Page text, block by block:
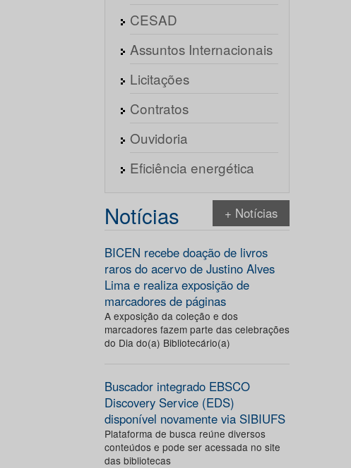
CESAD
Assuntos Internacionais
Licitações
Contratos
Ouvidoria
Eficiência energética
Notícias + Notícias
BICEN recebe doação de livros
raros do acervo de Justino Alves
Lima e realiza exposição de
marcadores de páginas
A exposição da coleção e dos
marcadores fazem parte das celebrações
do Dia do(a) Bibliotecário(a)
Buscador integrado EBSCO
Discovery Service (EDS)
disponível novamente via SIBIUFS
Plataforma de busca reúne diversos
conteúdos e pode ser acessada no site
das bibliotecas